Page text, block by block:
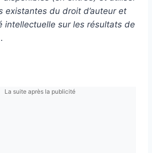
existantes du droit d’auteur et
intellectuelle sur les résultats de
La suite après la publicité